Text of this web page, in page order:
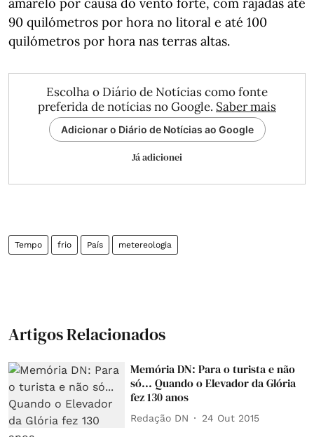
90 quilómetros por hora no litoral e até 100
quilómetros por hora nas terras altas.
Escolha o Diário de Notícias como fonte
preferida de notícias no Google. Saber mais
Adicionar o Diário de Notícias ao Google
Já adicionei
Tempo frio País metereologia
Artigos Relacionados
Memória DN: Para o turista e não
só... Quando o Elevador da Glória
fez 130 anos
Redação DN 24 Out 2015